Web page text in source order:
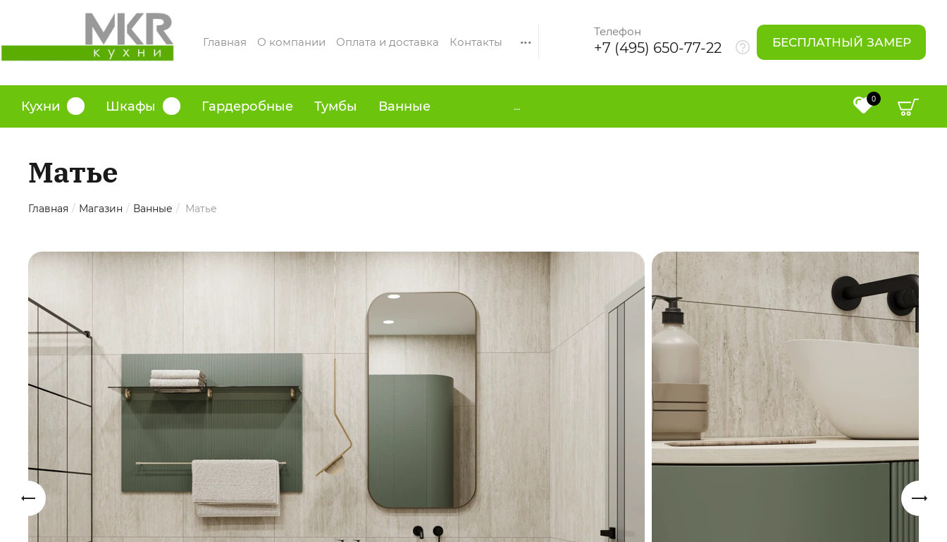
Главная О компании Оплата и доставка Контакты ... Телефон
+7 (495) 650-77-22 БЕСПЛАТНЫЙ ЗАМЕР
Кухни Шкафы Гардеробные Тумбы Ванные ...
0
Матье
Главная / Магазин / Ванные / Матье